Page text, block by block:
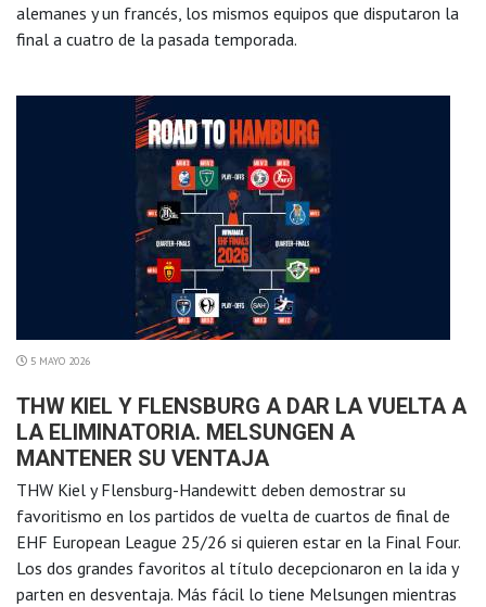
alemanes y un francés, los mismos equipos que disputaron la
final a cuatro de la pasada temporada.
5 MAYO 2026
THW KIEL Y FLENSBURG A DAR LA VUELTA A
LA ELIMINATORIA. MELSUNGEN A
MANTENER SU VENTAJA
THW Kiel y Flensburg-Handewitt deben demostrar su
favoritismo en los partidos de vuelta de cuartos de final de
EHF European League 25/26 si quieren estar en la Final Four.
Los dos grandes favoritos al título decepcionaron en la ida y
parten en desventaja. Más fácil lo tiene Melsungen mientras